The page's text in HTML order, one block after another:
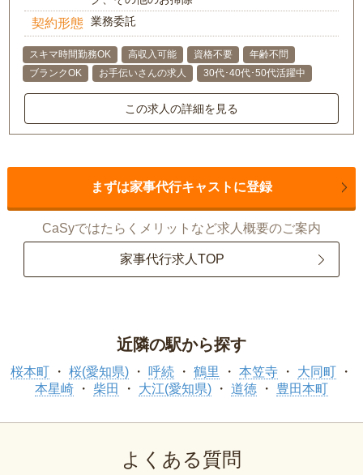
契約形態 業務委託
スキマ時間勤務OK 高収入可能 資格不要
年齢不問
ブランクOK
お手伝いさんの求人 30代･40代･50代活躍中
この求人の詳細を見る
まずは家事代行キャストに登録
CaSyではたらくメリットなど求人概要のご案内
家事代行求人TOP
近隣の駅から探す
桜本町 桜(愛知県) 呼続 鶴里 本笠寺
大同町
本星崎
柴田 大江(愛知県) 道徳 豊田本町
よくある質問